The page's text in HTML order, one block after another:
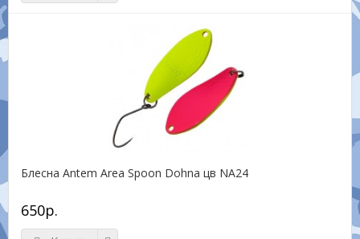
Блесна Antem Area Spoon Dohna цв NA24
650р.